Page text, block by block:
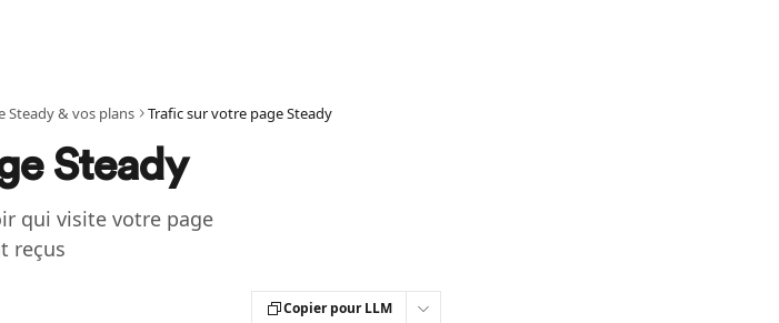
Steady & vos plans Trafic sur votre page Steady
Steady
qui visite votre page
reçus
Copier pour LLM